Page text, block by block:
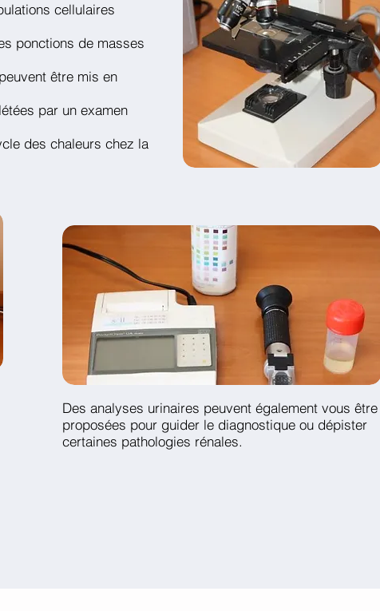
cellulaires
ponctions de masses
être mis en
par un examen
des chaleurs chez la
Des analyses urinaires peuvent également vous être
proposées pour guider le diagnostique ou dépister
certaines pathologies rénales.